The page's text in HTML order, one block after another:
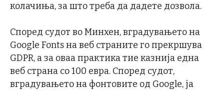
колачиња, за што треба да дадете дозвола.
Според судот во Минхен, вградувањето на
Google Fonts на веб страните го прекршува
GDPR, а за оваа практика тие казнија една
веб страна со 100 евра. Според судот,
вградувањето на фонтовите од Google, ја